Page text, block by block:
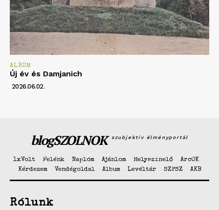
ALBUM
Új év és Damjanich
2026.06.02.
blogSZOLNOK szubjektív élményportál
1xVolt Felénk Naplóm Ajánlom Helyszínelő
ArcOK
Kérdezem
Vendégoldal Album Levéltár SZPSZ AKB
Rólunk